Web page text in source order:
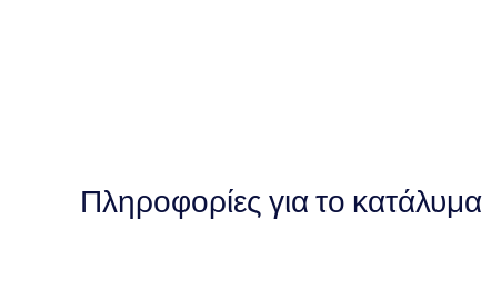
Πληροφορίες για το κατάλυμα